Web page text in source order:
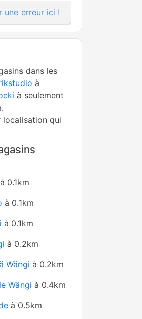
une erreur ici !
dans les
à
à seulement
localisation qui
à 0.1km
à 0.1km
à 0.1km
à 0.2km
Wängi à 0.2km
Wängi à 0.4km
à 0.5km